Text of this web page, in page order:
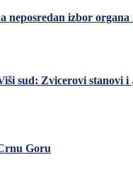
izbor
sud: Zvicerovi stanovi
Goru